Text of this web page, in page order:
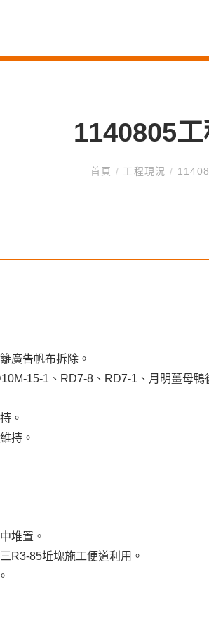
1140805
首頁 / 工程現況 /
廣告帆布拆除。
15-1、RD7-8、RD7-1、月明薑母鴨
。
持。
堆置。
R3-85坵塊施工便道利用。